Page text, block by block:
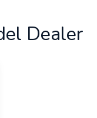
Dealer